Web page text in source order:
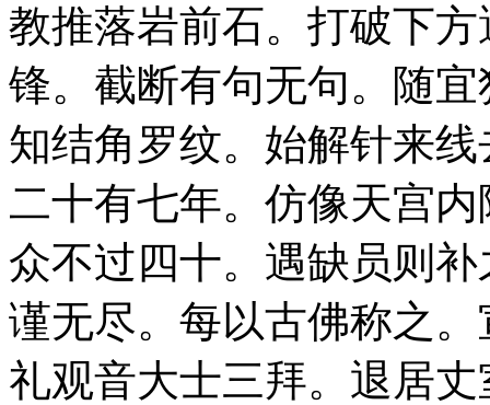
教推落岩前石。打破下
锋。截断有句无句。随
知结角罗纹。始解针来
二十有七年。仿像天宫
众不过四十。遇缺员则
谨无尽。每以古佛称之
礼观音大士三拜。退居